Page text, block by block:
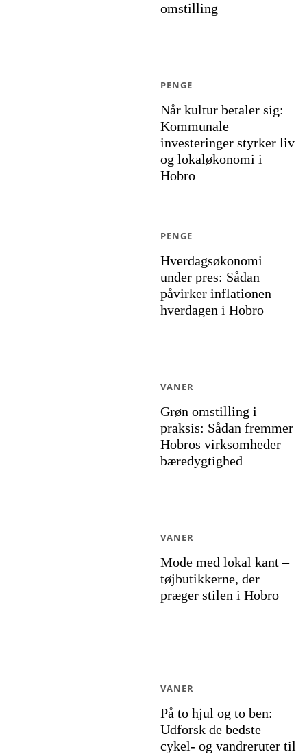
omstilling
Når kultur betaler sig:
Kommunale
investeringer styrker liv
og lokaløkonomi i
Hobro
PENGE
Hverdagsøkonomi
under pres: Sådan
påvirker inflationen
hverdagen i Hobro
PENGE
Grøn omstilling i
praksis: Sådan fremmer
Hobros virksomheder
bæredygtighed
VANER
Mode med lokal kant –
tøjbutikkerne, der
præger stilen i Hobro
VANER
På to hjul og to ben:
Udforsk de bedste
cykel- og vandreruter til
VANER